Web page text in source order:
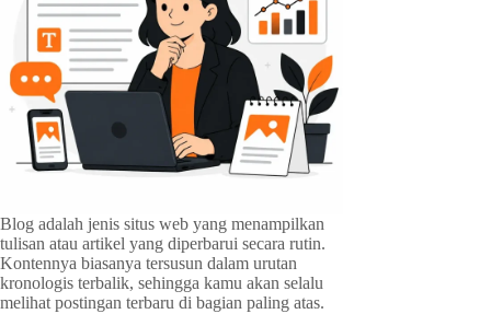
Blog adalah jenis situs web yang menampilkan
tulisan atau artikel yang diperbarui secara rutin.
Kontennya biasanya tersusun dalam urutan
kronologis terbalik, sehingga kamu akan selalu
melihat postingan terbaru di bagian paling atas.